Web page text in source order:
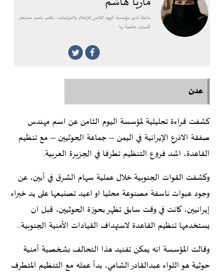
باحثة لدى مؤسسة اليوم الثامن للإعلام والدراسات - تكتب باسم مستعار
لأسباب خاصة بها
عدن
كشفت قراءة تحليلية لمؤسسة اليوم الثامن عن اسم مهندس
صفقة الاذرع الإيرانية في اليمن – جماعة الحوثيين – مع تنظيم
القاعدة، اشد فروع التنظيم تطرفا في الجزيرة العربية.
وكشفت القوات الجنوبية خلال عملية سهام الشرق في أبين، عن
وجود عبوات ناسفة مصنوعة محليا او اعيد تصنيعها على يد خبراء
إيرانيين، كانت في وقت سابق تظهر بحوزة الحوثيين، قبل ان
يستخدمها تنظيم القاعدة لاستهداف القيادات الأمنية الجنوبية..
وقالت المؤسسة انه يمكن تفنيد هذا التحالف بشخصية أمنية
حوثية هو اللواء عبدالقادر الشامي، بدأ عمله مع التنظيم المتطرف